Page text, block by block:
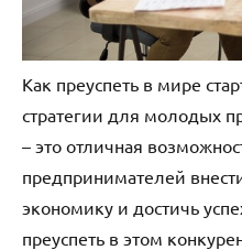
Как преуспеть в мире
стратегии для молодых
– это отличная
предпринимателей
экономику и достичь
преуспеть в этом